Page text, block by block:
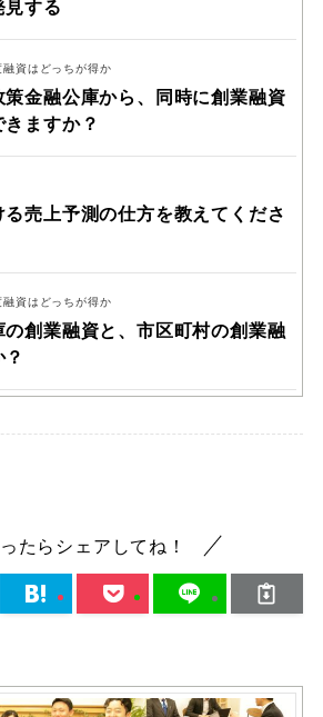
見する
融資はどっちが得か
金融公庫から、同時に創業融資
ますか？
売上予測の仕方を教えてくださ
融資はどっちが得か
の創業融資と、市区町村の創業融
たらシェアしてね！